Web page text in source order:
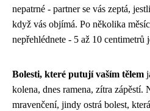
nepatrné - partner se vás zeptá,
když vás objímá. Po několika
nepřehlédnete - 5 až 10 centimetrů
Bolesti, které putují vaším tělem
kolena, dnes ramena, zítra zápěstí.
mravenčení, jindy ostrá bolest,